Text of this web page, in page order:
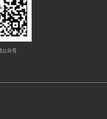
公众号